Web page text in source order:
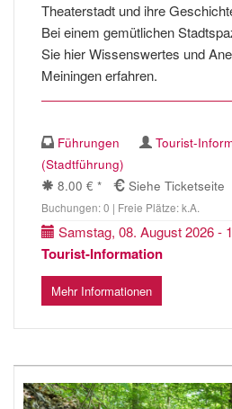
Theaterstadt und ihre
Bei einem gemütlichen
Sie hier Wissenswertes und
Meiningen erfahren.
Führungen
Tourist-
(Stadtführung)
8.00 € *
Siehe Ticketseite
Buchungen: 0 | Freie Plätze: k.A.
Samstag, 08. August 2026 -
Tourist-Information
Mehr Informationen